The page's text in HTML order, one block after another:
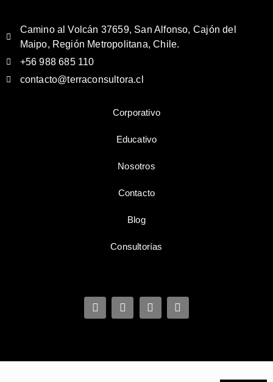
Camino al Volcán 37659, San Alfonso, Cajón del
Maipo, Región Metropolitana, Chile.
+56 988 685 110
contacto@terraconsultora.cl
Corporativo
Educativo
Nosotros
Contacto
Blog
Consultorías